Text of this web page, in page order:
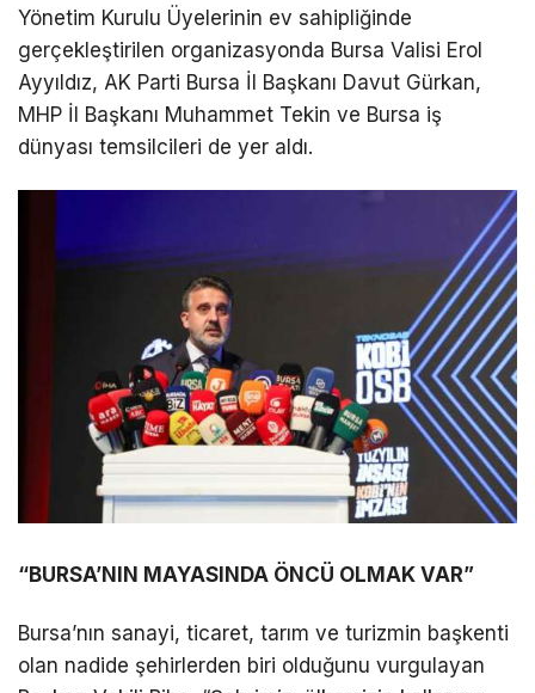
Yönetim Kurulu Üyelerinin ev sahipliğinde
gerçekleştirilen organizasyonda Bursa Valisi Erol
Ayyıldız, AK Parti Bursa İl Başkanı Davut Gürkan,
MHP İl Başkanı Muhammet Tekin ve Bursa iş
dünyası temsilcileri de yer aldı.
“BURSA’NIN MAYASINDA ÖNCÜ OLMAK VAR”
Bursa’nın sanayi, ticaret, tarım ve turizmin başkenti
olan nadide şehirlerden biri olduğunu vurgulayan